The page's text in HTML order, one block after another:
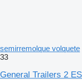
semirremolque volquete
33
General Trailers 2